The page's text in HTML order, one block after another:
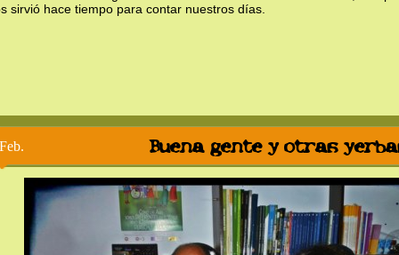
sirvió hace tiempo para contar nuestros días.
Buena gente y otras